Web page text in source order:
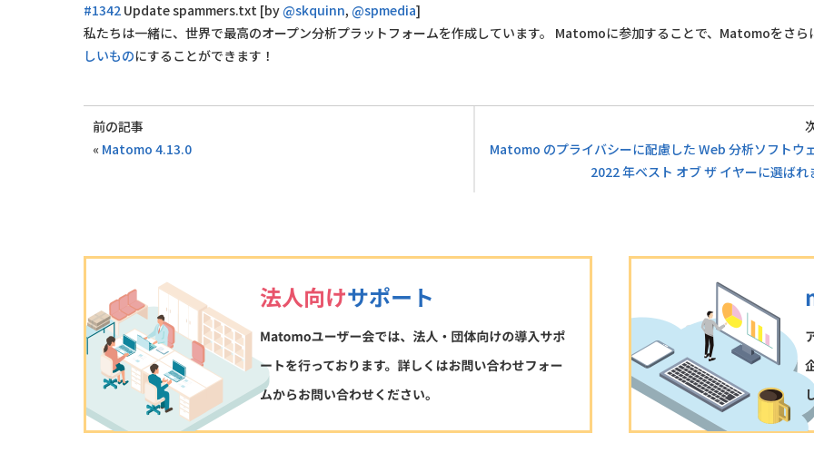
#1342 Update spammers.txt [by @skquinn, @spmedia]
私たちは一緒に、世界で最高のオープン分析プラットフォームを作成しています。 Matomoに参加することで、Matomoをさら
しいものにすることができます！
前の記事
« Matomo 4.13.0
Matomo のプライバシーに配慮した Web 分析ソフトウェ
2022 年ベスト オブ ザ イヤーに選ばれ